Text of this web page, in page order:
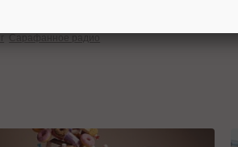
Сарафанное радио